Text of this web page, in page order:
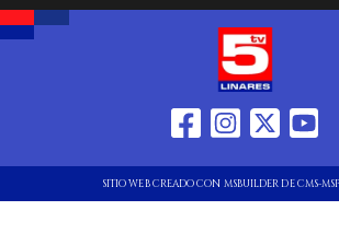
SITIO WEB CREADO CON MSBUILDER DE CMS-